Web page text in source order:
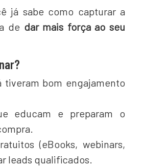
já sabe como capturar a
de dar mais força ao seu
tiveram bom engajamento
educam e preparam o
(eBooks, webinars,
leads qualificados.